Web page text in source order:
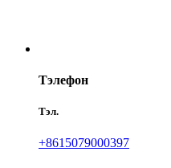
Тэлефон
Тэл.
+8615079000397